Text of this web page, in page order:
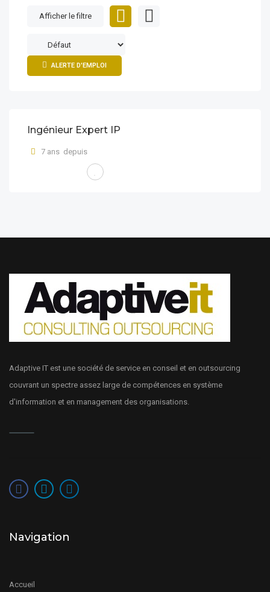
Afficher le filtre
ALERTE D'EMPLOI
Ingénieur Expert IP
7 ans depuis
Adaptive IT est une société de service en conseil et en outsourcing
couvrant un spectre assez large de compétences en système
d'information et en management des organisations.
Navigation
Accueil